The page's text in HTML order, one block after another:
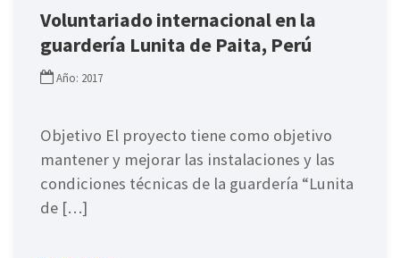
Voluntariado internacional en la
guardería Lunita de Paita, Perú
Año: 2017
Objetivo El proyecto tiene como objetivo
mantener y mejorar las instalaciones y las
condiciones técnicas de la guardería “Lunita
de […]